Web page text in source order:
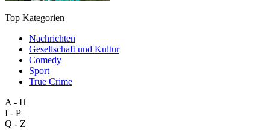
Top Kategorien
Nachrichten
Gesellschaft und Kultur
Comedy
Sport
True Crime
A - H
I - P
Q - Z